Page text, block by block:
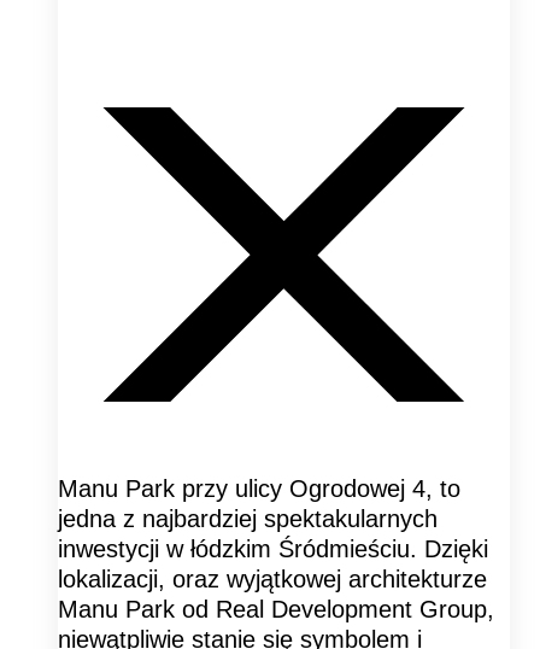
Manu Park przy ulicy Ogrodowej 4, to
jedna z najbardziej spektakularnych
inwestycji w łódzkim Śródmieściu. Dzięki
lokalizacji, oraz wyjątkowej architekturze
Manu Park od Real Development Group,
niewątpliwie stanie się symbolem i